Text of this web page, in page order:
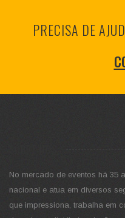
PRECISA DE
No mercado de eventos há 35
nacional e atua em diversos
que impressiona, trabalha em